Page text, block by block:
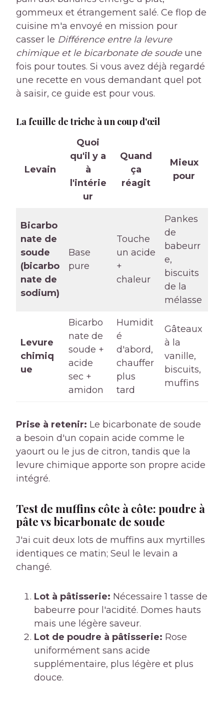
gommeux et étrangement salé. Ce flop de
cuisine m'a envoyé en mission pour
casser le Différence entre la levure
chimique et le bicarbonate de soudeune
fois pour toutes. Si vous avez déjà regardé
une recette en vous demandant quel pot
à saisir, ce guide est pour vous.
La feuille de triche à un coup d'œil
Levain
Quoi
qu'il y a
à
l'intérie
ur
Quand
ça
réagit
Mieux
pour
Bicarbo
nate de
soude
(bicarbo
nate de
sodium)
Base
pure
Touche
un acide
+
chaleur
Pankes
de
babeurr
e,
biscuits
de la
mélasse
Levure
chimiq
ue
Bicarbo
nate de
soude +
acide
sec +
amidon
Humidit
é
d'abord,
chauffer
plus
tard
Gâteaux
à la
vanille,
biscuits,
muffins
Prise à retenir: Le bicarbonate de soude
a besoin d'un copain acide comme le
yaourt ou le jus de citron, tandis que la
levure chimique apporte son propre acide
intégré.
Test de muffins côte à côte: poudre à
pâte vs bicarbonate de soude
J'ai cuit deux lots de muffins aux myrtilles
identiques ce matin; Seul le levain a
changé.
Lot à pâtisserie: Nécessaire 1 tasse de
babeurre pour l'acidité. Domes hauts
mais une légère saveur.
Lot de poudre à pâtisserie: Rose
uniformément sans acide
supplémentaire, plus légère et plus
douce.